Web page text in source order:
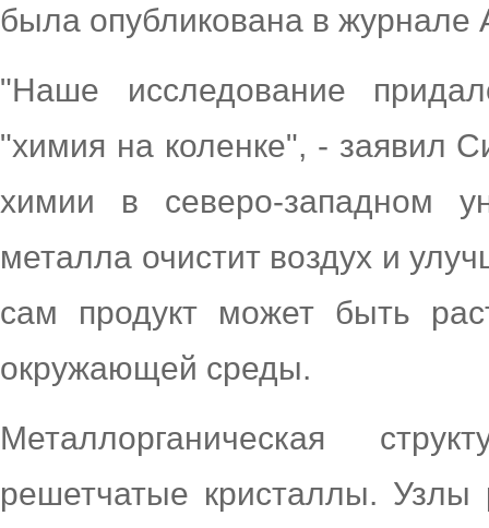
была опубликована в журнале
"Наше исследование
"химия на коленке", - заявил
химии в северо-западном
металла очистит воздух и
сам продукт может быть
окружающей среды.
Металлорганическая
решетчатые кристаллы.